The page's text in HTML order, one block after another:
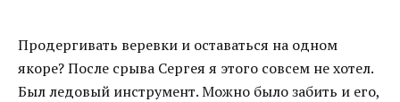
Продергивать веревки и оставаться на одном
якоре? После срыва Сергея я этого совсем не хотел.
Был ледовый инструмент. Можно было забить и его,